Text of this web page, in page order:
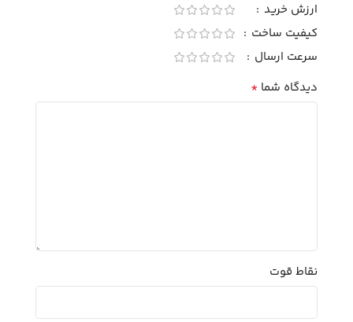
ارزش خرید
کیفیت ساخت
سرعت ارسال
دیدگاه شما *
نقاط قوت